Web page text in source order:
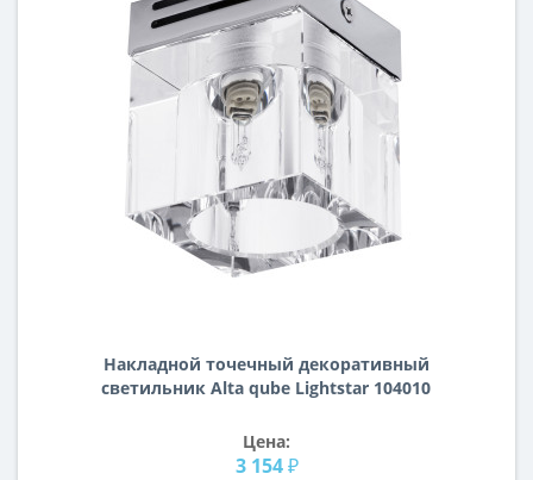
Накладной точечный декоративный
светильник Alta qube Lightstar 104010
Цена:
3 154 ₽